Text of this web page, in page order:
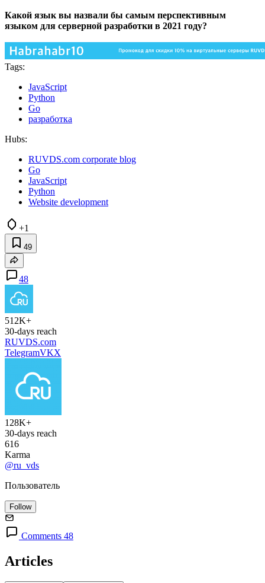
Какой язык вы назвали бы самым перспективным
языком для серверной разработки в 2021 году?
Tags:
JavaScript
Python
Go
разработка
Hubs:
RUVDS.com corporate blog
Go
JavaScript
Python
Website development
+1
49
48
512K+
30-days reach
RUVDS.com
TelegramVKX
128K+
30-days reach
616
Karma
@ru_vds
Пользователь
Follow
Comments 48
Articles